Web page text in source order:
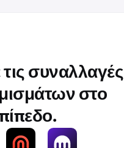
τις συναλλαγές
στο